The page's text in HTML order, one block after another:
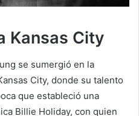
Kansas City
se sumergió en la
City, donde su talento
que estableció una
Billie Holiday, con quien